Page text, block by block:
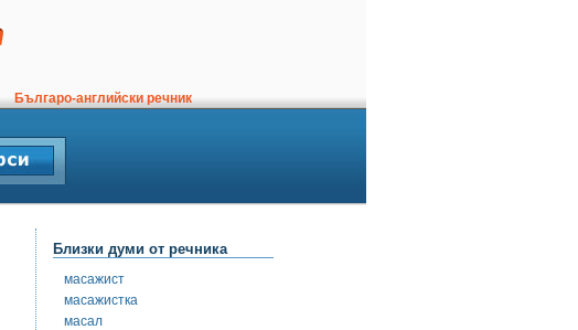
Българо-английски речник
Близки думи от речника
масажист
масажистка
масал